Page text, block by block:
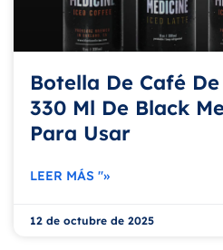
Botella De Café
330 Ml De Black
Para Usar
LEER MÁS "»
12 de octubre de 2025